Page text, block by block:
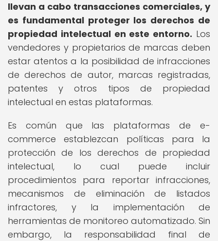
llevan a cabo transacciones comerciales, y
es fundamental proteger los derechos de
propiedad intelectual en este entorno. Los
vendedores y propietarios de marcas deben
estar atentos a la posibilidad de infracciones
de derechos de autor, marcas registradas,
patentes y otros tipos de propiedad
intelectual en estas plataformas.
Es común que las plataformas de e-
commerce establezcan políticas para la
protección de los derechos de propiedad
intelectual, lo cual puede incluir
procedimientos para reportar infracciones,
mecanismos de eliminación de listados
infractores, y la implementación de
herramientas de monitoreo automatizado. Sin
embargo, la responsabilidad final de